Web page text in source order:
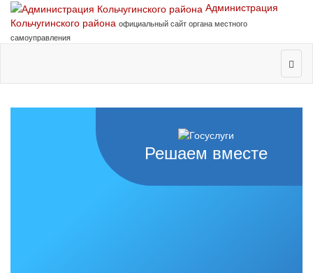
Администрация
Кольчугинского района официальный сайт органа местного
самоуправления
Решаем вместе